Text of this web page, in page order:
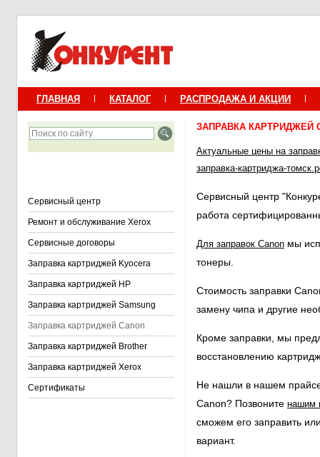
ГЛАВНАЯ КАТАЛОГ РАСПРОДАЖА И АКЦИИ
Сервисный центр
Ремонт и обслуживание Xerox
Сервисные договоры
Заправка картриджей Kyocera
Заправка картриджей HP
Заправка картриджей Samsung
Заправка картриджей Canon
Заправка картриджей Brother
Заправка картриджей Xerox
Сертификаты
ЗАПРАВКА КАРТРИДЖЕЙ
Актуальные цены на
заправка-картриджа-
Сервисный центр
работа
Для заправок Canon мы
тонеры.
Стоимость заправки
замену чипа и другие
Кроме заправки, мы
восстановлению
Не нашли в нашем
Canon? Позвоните нашим
сможем его заправить
вариант.